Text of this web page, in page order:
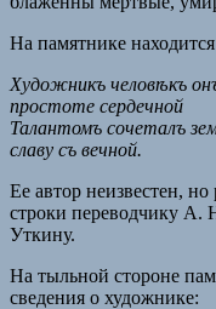
На памятнике
Художникъ человѣкъ
простоте сердечной
Талантомъ сочеталъ
славу съ вечной.
Ее автор неизвестен,
строки переводчику А.
Уткину.
На тыльной стороне
сведения о художнике: